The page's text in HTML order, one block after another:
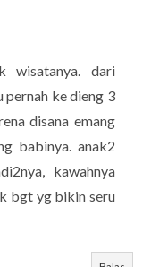
wisatanya. dari
pernah ke dieng 3
disana emang
babinya. anak2
kawahnya
bgt yg bikin seru